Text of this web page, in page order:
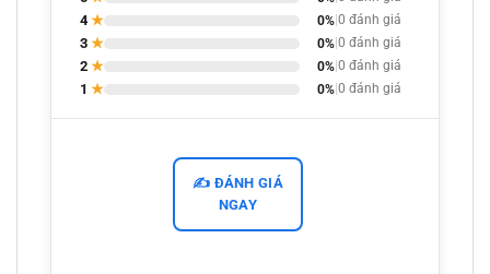
4★ 0% 0 đánh giá
3 ★ 0% 0 đánh giá
2 ★ 0% 0 đánh giá
1 ★ 0% 0 đánh giá
✍️ ĐÁNH GIÁ
NGAY